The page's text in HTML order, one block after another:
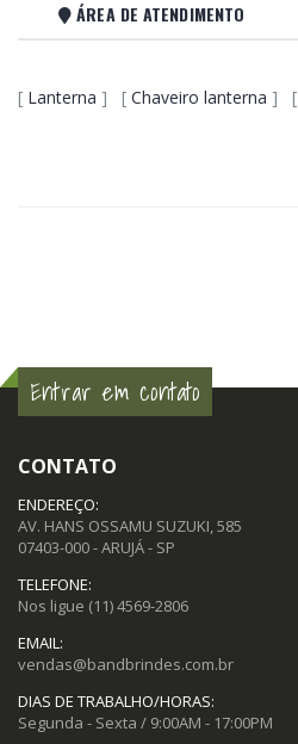
ÁREA DE ATENDIMENTO
[ Lanterna ] [ Chaveiro lanterna ] [
Entrar em contato
CONTATO
ENDEREÇO:
AV. HANS OSSAMU SUZUKI, 585
07403-000 - ARUJÁ - SP
TELEFONE:
Nos ligue (11) 4569-2806
EMAIL:
vendas@bandbrindes.com.br
DIAS DE TRABALHO/HORAS:
Segunda - Sexta / 9:00AM - 17:00PM